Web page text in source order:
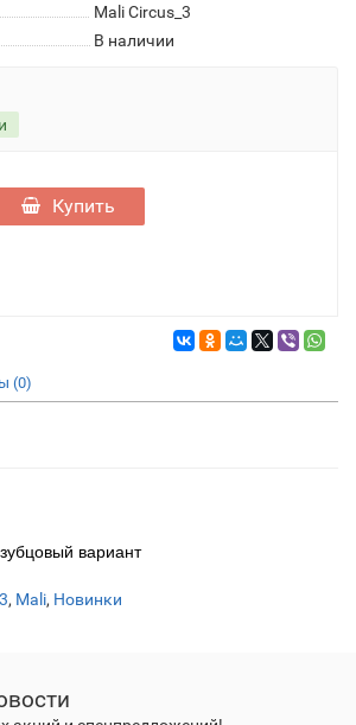
Mali Circus_3
В наличии
Купить
(0)
вариант
, Mali, Новинки